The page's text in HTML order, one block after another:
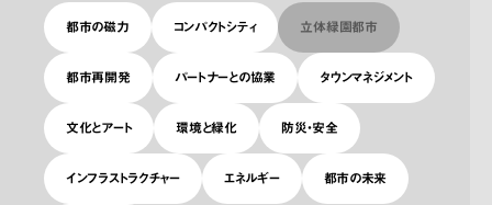
都市の磁力 コンパクトシティ 立体緑園都市
都市再開発 パートナーとの協業 タウンマネジメント
文化とアート 環境と緑化 防災・安全
インフラストラクチャー エネルギー 都市の未来